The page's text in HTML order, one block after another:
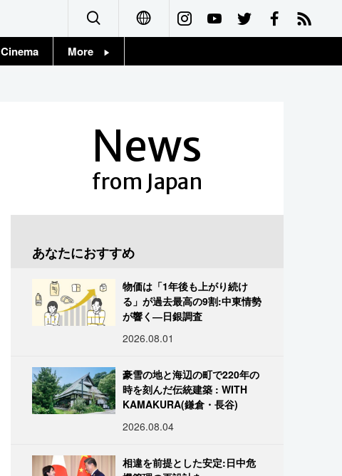
Français
Cinema More
News
from Japan
あなたにおすすめ
物価は「1年後も上がり続け
る」が過去最高の9割:中東情勢
が響く―日銀調査
2026.08.01
豪雪の地と海辺の町で220年の
時を刻んだ伝統建築 : WITH
KAMAKURA(鎌倉・長谷)
2026.08.04
相違を前提とした安定:日中危